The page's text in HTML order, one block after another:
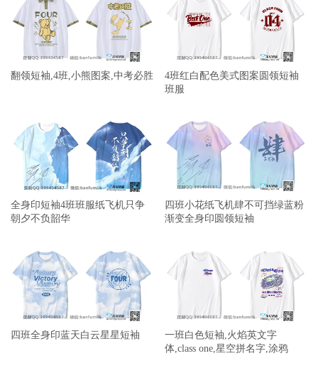
翻领短袖,4班,小熊图案,中考必胜
4班红白配色美式图案圆领短袖
班服
全身印短袖4班班服纸飞机只争
朝夕不负韶华
四班小花纸飞机肆不可挡绿蓝粉
渐变全身印圆领短袖
四班全身印蓝天白云星星短袖
一班白色短袖,火焰英文字
体,class one,星空拼名字,涂鸦